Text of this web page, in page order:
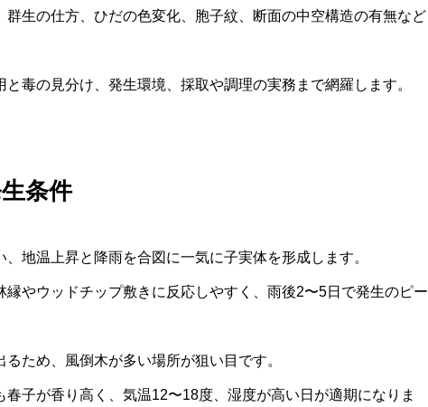
群生の仕方、ひだの色変化、胞子紋、断面の中空構造の有無など
毒の見分け、発生環境、採取や調理の実務まで網羅します。
条件
地温上昇と降雨を合図に一気に子実体を形成します。
やウッドチップ敷きに反応しやすく、雨後2〜5日で発生のピー
ため、風倒木が多い場所が狙い目です。
子が香り高く、気温12〜18度、湿度が高い日が適期になりま